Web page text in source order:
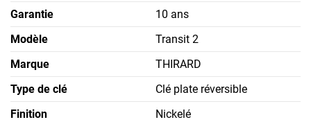
Garantie
10 ans
Modèle
Transit 2
Marque
THIRARD
Type de clé
Clé plate réversible
Finition
Nickelé